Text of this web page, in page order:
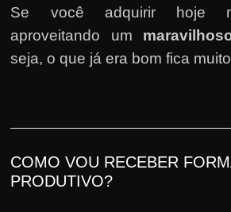
Se você adquirir hoje
aproveitando um
seja, o que já era bom fica
COMO VOU RECEBER
PRODUTIVO?